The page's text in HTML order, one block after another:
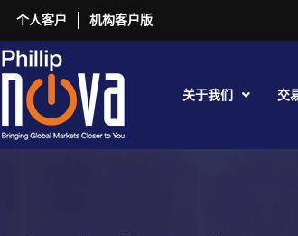
个人客户 机构客户版
关于我们 交